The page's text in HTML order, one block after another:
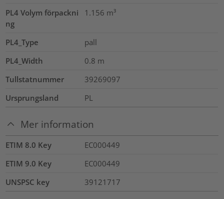
PL4 Volym förpackni
ng
1.156 m³
PL4_Type
pall
PL4_Width
0.8 m
Tullstatnummer
39269097
Ursprungsland
PL
Mer information
ETIM 8.0 Key
EC000449
ETIM 9.0 Key
EC000449
UNSPSC key
39121717